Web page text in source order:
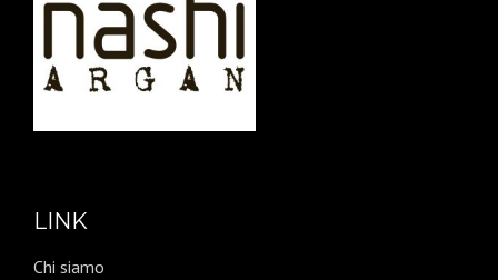
LINK
Chi siamo